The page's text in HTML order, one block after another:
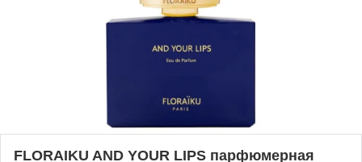
FLORAIKU AND YOUR LIPS парфюмерная